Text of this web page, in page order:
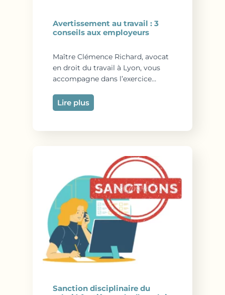
Avertissement au travail : 3
conseils aux employeurs
Maître Clémence Richard, avocat
en droit du travail à Lyon, vous
accompagne dans l’exercice…
Lire plus
Sanction disciplinaire du